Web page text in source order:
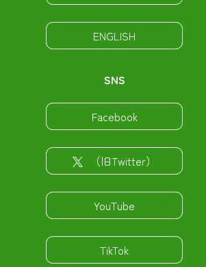
ENGLISH
SNS
Facebook
（旧Twitter）
YouTube
TikTok